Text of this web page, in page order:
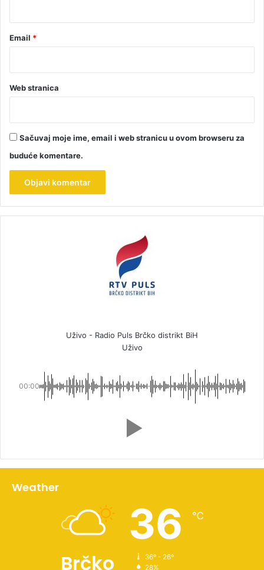
Email *
Web stranica
Sačuvaj moje ime, email i web stranicu u ovom browseru za
buduće komentare.
Uživo - Radio Puls Brčko distrikt BiH
Uživo
00:00
Weather
Brčko
36 ℃
36º - 26º
28%